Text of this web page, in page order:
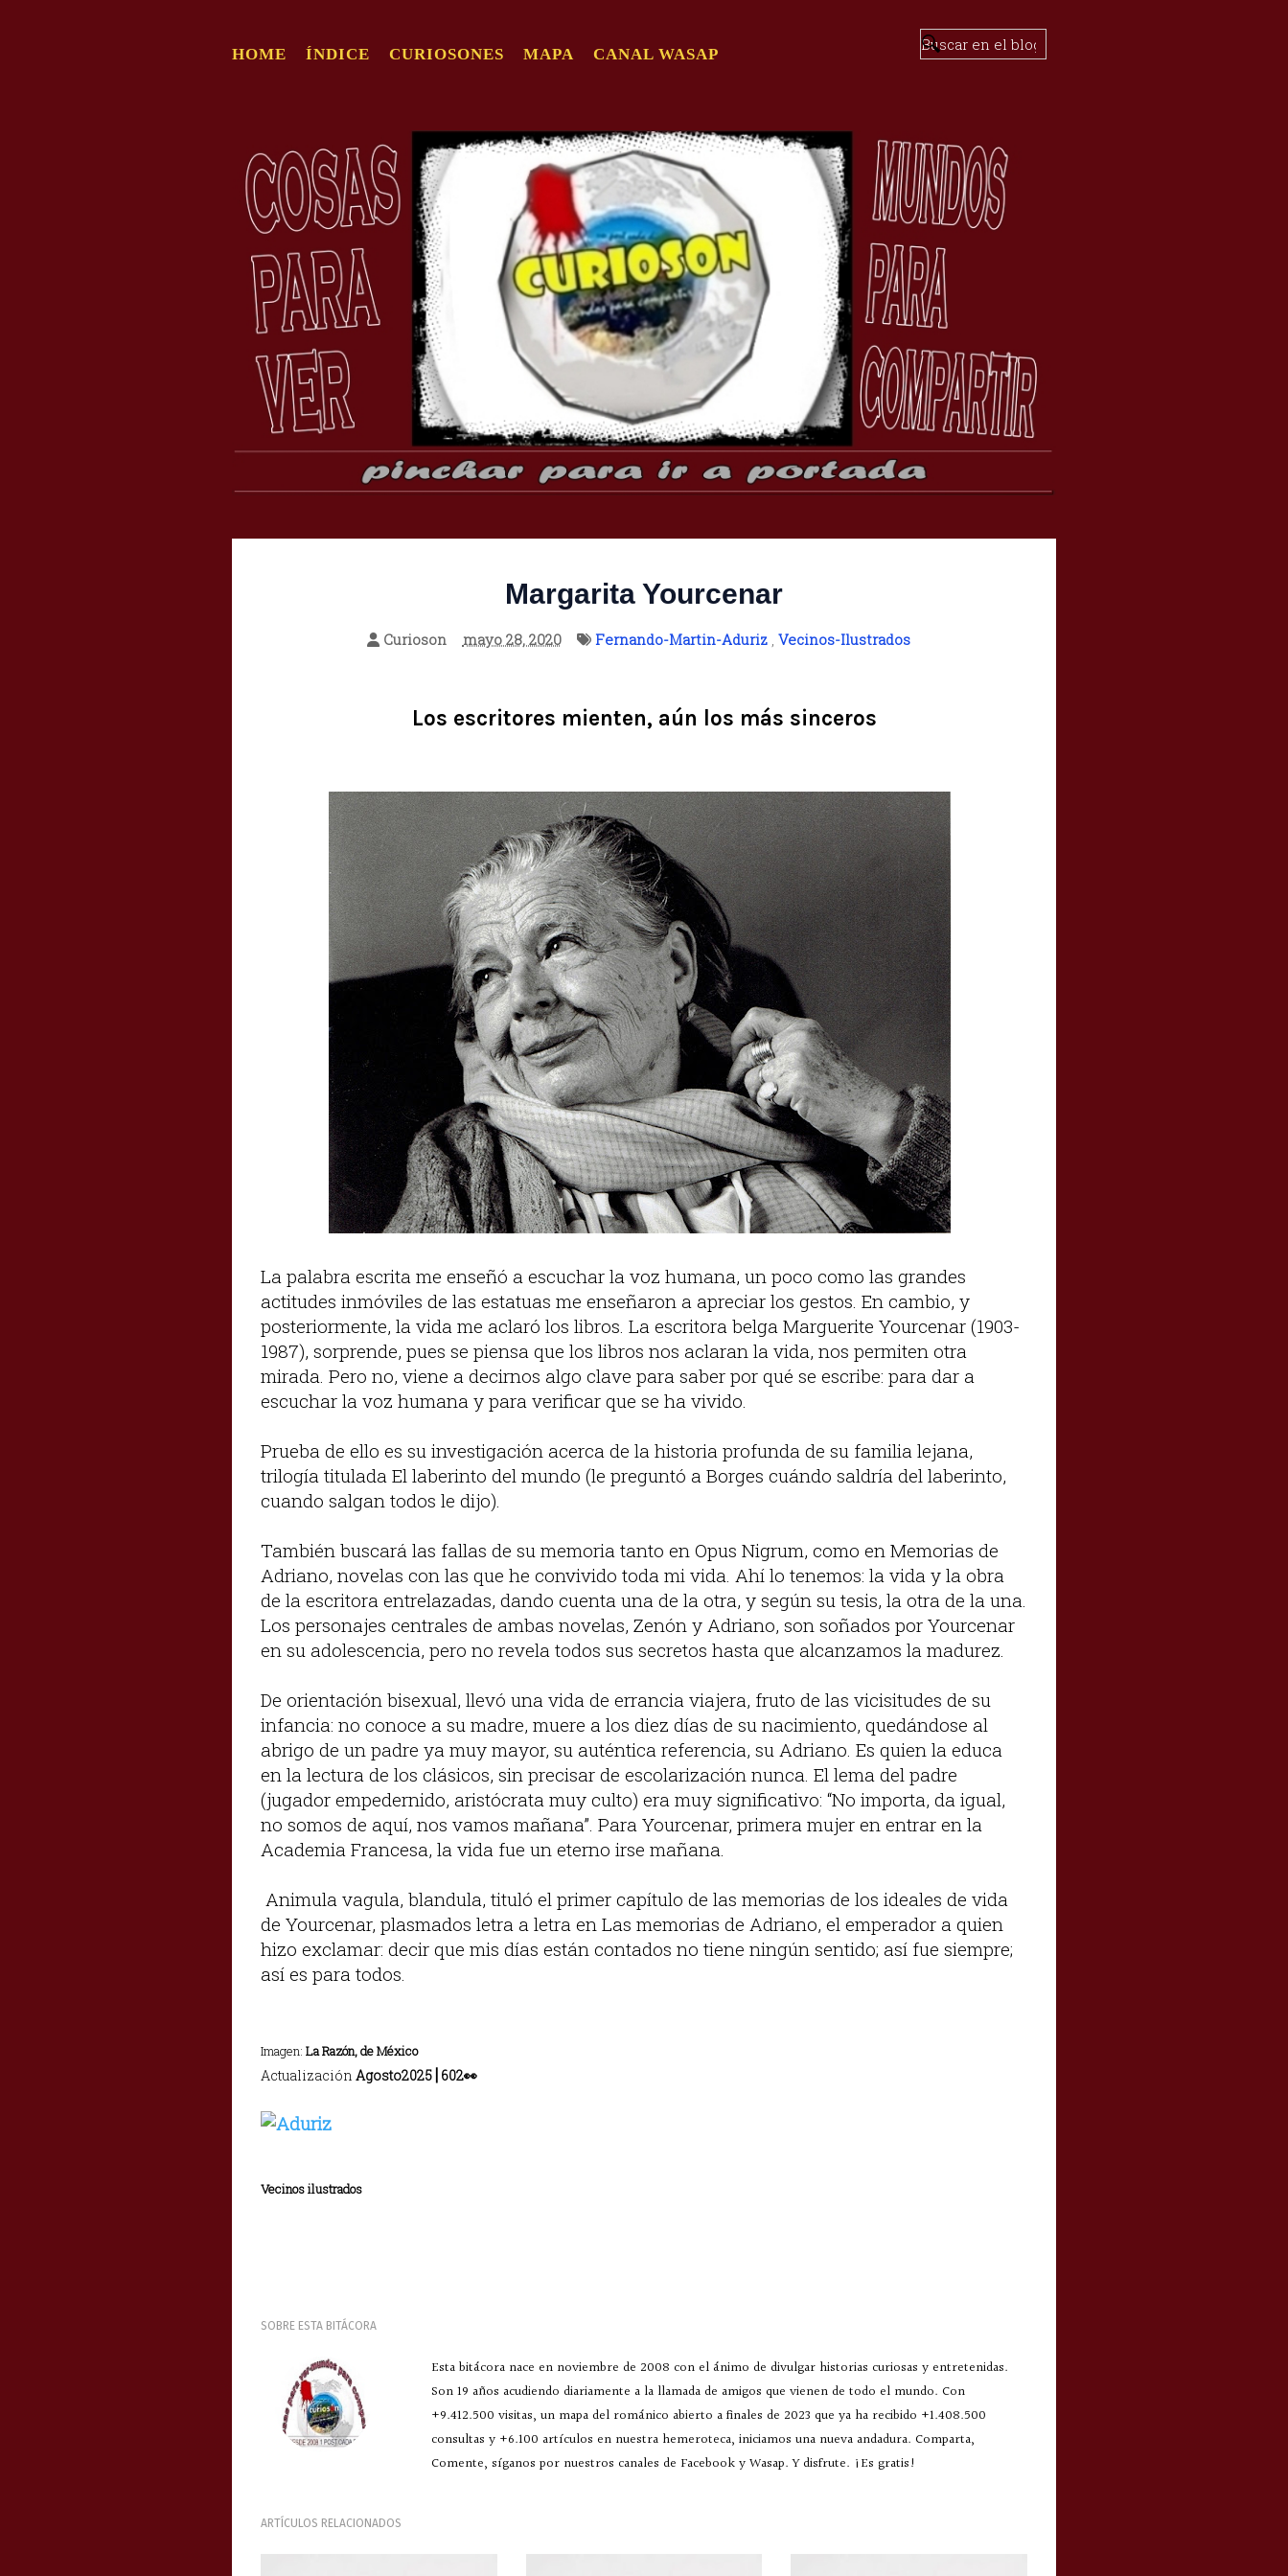
HOME ÍNDICE CURIOSONES MAPA CANAL WASAP
Margarita Yourcenar
Curioson mayo 28, 2020 Fernando-Martin-Aduriz, Vecinos-Ilustrados
Los escritores mienten, aún los más sinceros
La palabra escrita me enseñó a escuchar la voz humana, un poco como las grandes
actitudes inmóviles de las estatuas me enseñaron a apreciar los gestos. En cambio, y
posteriormente, la vida me aclaró los libros. La escritora belga Marguerite Yourcenar (1903-
1987), sorprende, pues se piensa que los libros nos aclaran la vida, nos permiten otra
mirada. Pero no, viene a decirnos algo clave para saber por qué se escribe: para dar a
escuchar la voz humana y para verificar que se ha vivido.
Prueba de ello es su investigación acerca de la historia profunda de su familia lejana,
trilogía titulada El laberinto del mundo (le preguntó a Borges cuándo saldría del laberinto,
cuando salgan todos le dijo).
También buscará las fallas de su memoria tanto en Opus Nigrum, como en Memorias de
Adriano, novelas con las que he convivido toda mi vida. Ahí lo tenemos: la vida y la obra
de la escritora entrelazadas, dando cuenta una de la otra, y según su tesis, la otra de la una.
Los personajes centrales de ambas novelas, Zenón y Adriano, son soñados por Yourcenar
en su adolescencia, pero no revela todos sus secretos hasta que alcanzamos la madurez.
De orientación bisexual, llevó una vida de errancia viajera, fruto de las vicisitudes de su
infancia: no conoce a su madre, muere a los diez días de su nacimiento, quedándose al
abrigo de un padre ya muy mayor, su auténtica referencia, su Adriano. Es quien la educa
en la lectura de los clásicos, sin precisar de escolarización nunca. El lema del padre
(jugador empedernido, aristócrata muy culto) era muy significativo: “No importa, da igual,
no somos de aquí, nos vamos mañana”. Para Yourcenar, primera mujer en entrar en la
Academia Francesa, la vida fue un eterno irse mañana.
Animula vagula, blandula, tituló el primer capítulo de las memorias de los ideales de vida
de Yourcenar, plasmados letra a letra en Las memorias de Adriano, el emperador a quien
hizo exclamar: decir que mis días están contados no tiene ningún sentido; así fue siempre;
así es para todos.
Imagen: La Razón, de México
Actualización Agosto2025| 602👀
Vecinos ilustrados
SOBRE ESTA BITÁCORA
Esta bitácora nace en noviembre de 2008 con el ánimo de divulgar historias curiosas y entretenidas.
Son 19 años acudiendo diariamente a la llamada de amigos que vienen de todo el mundo. Con
+9.412.500 visitas, un mapa del románico abierto a finales de 2023 que ya ha recibido +1.408.500
consultas y +6.100 artículos en nuestra hemeroteca, iniciamos una nueva andadura. Comparta,
Comente, síganos por nuestros canales de Facebook y Wasap. Y disfrute. ¡Es gratis!
ARTÍCULOS RELACIONADOS